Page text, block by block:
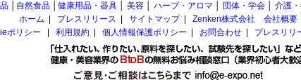
自然食品 健康用品・器具 美容 ハーブ・アロマ 団体・学会 介護
ホーム
プレスリリース サイトマップ| Zenken株式会社 会社概要
ポリシー
利用規約 個人情報保護ポリシー お問合わせ プレスリリ